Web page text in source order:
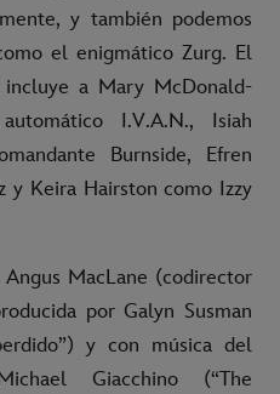
y también podemos
el enigmático Zurg. El
a Mary McDonald-
I.V.A.N., Isiah
Burnside, Efren
y Keira Hairston como Izzy
MacLane (codirector
por Galyn Susman
y con música del
Giacchino (“The